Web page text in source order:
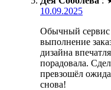
10.09.2025
Обычный сервис
выполнение
дизайна
порадовала.
превзошёл
снова!